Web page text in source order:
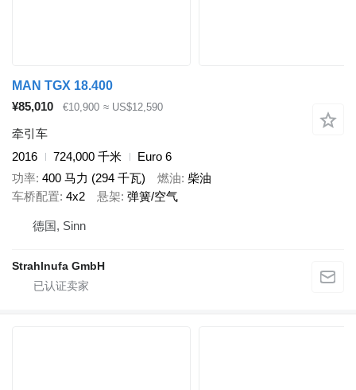
MAN TGX 18.400
¥85,010
€10,900 ≈ US$12,590
牵引车
2016
724,000 千米
Euro 6
功率 400 马力 (294 千瓦) 燃油 柴油
车桥配置 4x2 悬架 弹簧/空气
德国, Sinn
Strahlnufa GmbH